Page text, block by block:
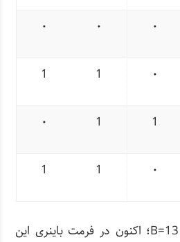
۰ ۰ ۰
۰ 1
1
1
1 ۰
۰ 1
1
فرض کنید که A=100؛ B=13؛ اکنون در فرمت باینری این